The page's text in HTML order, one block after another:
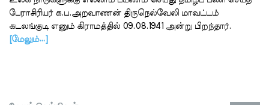
பேராசிரியர் க.ப.அறவாணன் திருநெல்வேலி மாவட்டம்
கடலங்குடி எனும் கிராமத்தில் 09.08.1941 அன்று பிறந்தார்.
[மேலும்…]